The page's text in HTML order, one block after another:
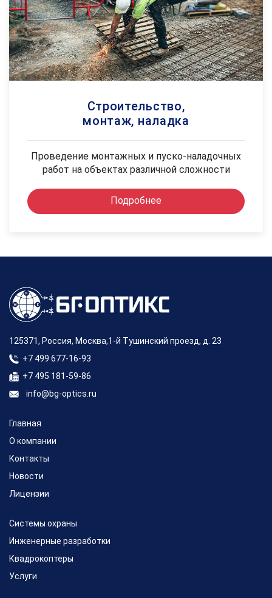
Строительство,
монтаж, наладка
Проведение монтажных и пуско-наладочных
работ на объектах различной сложности
Подробнее
125371, Россия, Москва,1-й Тушинский проезд, д. 23
+7 499 677-16-93
+7 495 181-59-86
info@bg-optics.ru
Главная
О компании
Контакты
Новости
Лицензии
Системы охраны
Инженерные разработки
Квадрокоптеры
Услуги